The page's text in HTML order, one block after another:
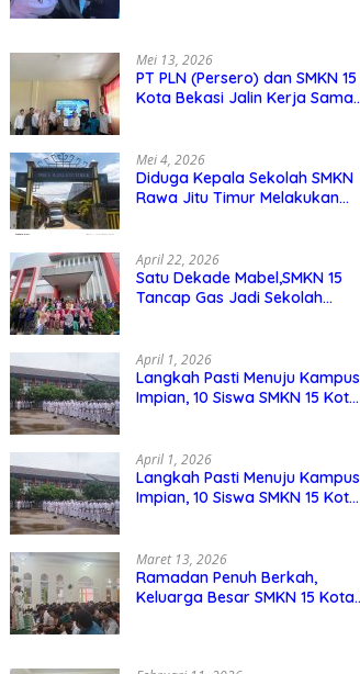
Mei 13, 2026
PT PLN (Persero) dan SMKN 15
Kota Bekasi Jalin Kerja Sama
Mei 4, 2026
Diduga Kepala Sekolah SMKN
Rawa Jitu Timur Melakukan
April 22, 2026
Satu Dekade Mabel,SMKN 15
Tancap Gas Jadi Sekolah
April 1, 2026
Langkah Pasti Menuju Kampus
Impian, 10 Siswa SMKN 15 Kota
April 1, 2026
Langkah Pasti Menuju Kampus
Impian, 10 Siswa SMKN 15 Kota
Maret 13, 2026
Ramadan Penuh Berkah,
Keluarga Besar SMKN 15 Kota